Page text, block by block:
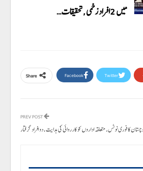
میں 2افراد زخمی ,تحقیقات…
Share Facebook Twitter
کا فوری نوٹس، متعلقہ اداروں کو کارروائی کی ہدایت، دو افراد گرفتار